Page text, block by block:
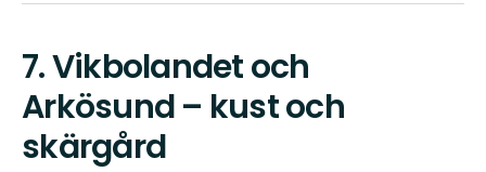
7.Vikbolandet och
Arkösund – kust och
skärgård